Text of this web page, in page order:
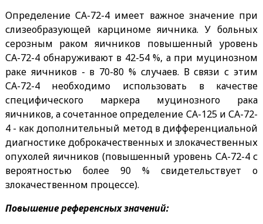
Определение СА-72-4 имеет важное значение при
слизеобразующей карциноме яичника. У больных
серозным раком яичников повышенный уровень
СА-72-4 обнаруживают в 42-54 %, а при муцинозном
раке яичников - в 70-80 % случаев. В связи с этим
СА-72-4 необходимо использовать в качестве
специфического маркера муцинозного рака
яичников, а сочетанное определение СА-125 и СА-72-
4 - как дополнительный метод в дифференциальной
диагностике доброкачественных и злокачественных
опухолей яичников (повышенный уровень СА-72-4 с
вероятностью более 90 % свидетельствует о
злокачественном процессе).
Повышение референсных значений: